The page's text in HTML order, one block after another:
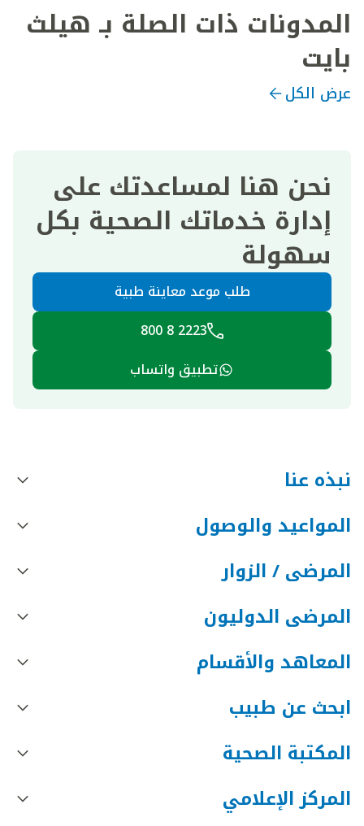
المدونات ذات الصلة بـ هيلث
بايت
عرض الكل
نحن هنا لمساعدتك على
إدارة خدماتك الصحية بكل
سهولة
طلب موعد معاينة طبية
2223 8 800
تطبيق واتساب
نبذه عنا
المواعيد والوصول
المرضى / الزوار
المرضى الدوليون
المعاهد والأقسام
ابحث عن طبيب
المكتبة الصحية
المركز الإعلامي